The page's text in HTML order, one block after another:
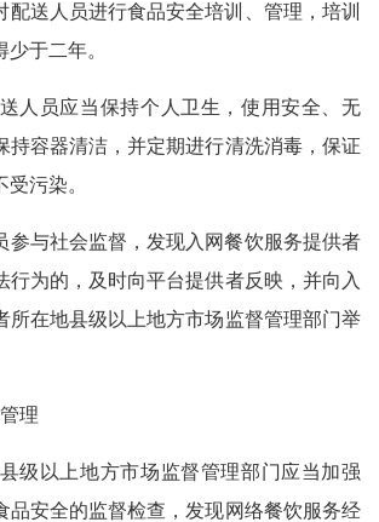
配送人员进行食品安全培训、管理，培训
于二年。
人员应当保持个人卫生，使用安全、无
持容器清洁，并定期进行清洗消毒，保证
污染。
参与社会监督，发现入网餐饮服务提供者
行为的，及时向平台提供者反映，并向入
所在地县级以上地方市场监督管理部门举
理
级以上地方市场监督管理部门应当加强
品安全的监督检查，发现网络餐饮服务经